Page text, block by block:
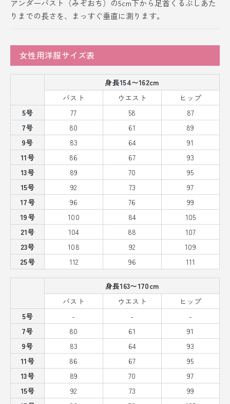
アンダーバスト（みぞおち）の5cm下から足首くるぶしあた
りまでの長さを、まっすぐ垂直に測ります。
女性用洋服サイズ表
身長154〜162cm
バスト
ウエスト
ヒップ
5号
77 58
87
7号
80 61
89
9号
83 64
91
11号
86 67
93
13号
89 70
95
15号
92 73
97
17号
96 76
99
19号
100 84
105
21号
104 88
107
23号
108 92
109
25号
112 96 111
身長163〜170cm
バスト
ウエスト
ヒップ
5号
- -
-
7号
80 61
91
9号
83 64
93
11号
86 67
95
13号
89 70
97
15号
92 73
99